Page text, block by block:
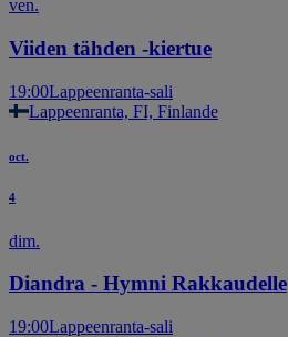
ven.
Viiden tähden -kiertue
19:00Lappeenranta-sali
Lappeenranta, FI, Finlande
oct.
4
dim.
Diandra - Hymni Rakkaudelle
19:00Lappeenranta-sali